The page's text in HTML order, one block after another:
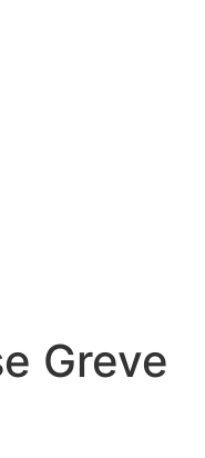
Greve